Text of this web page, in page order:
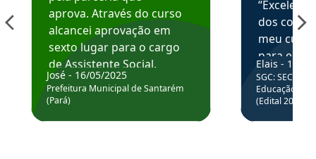
aprova. Através do curso
alcancei aprovação em
sexto lugar para o cargo
de Assistente Social.
Hoje estou atuando na
Prefeitura de Santarém.
José - 16/05/2025
Prefeitura Municipal de Santarém
(Pará)
dos
meu
para
colocar
através
de
Elais - 15/
SGC: SEC BA
Educação
(Edital